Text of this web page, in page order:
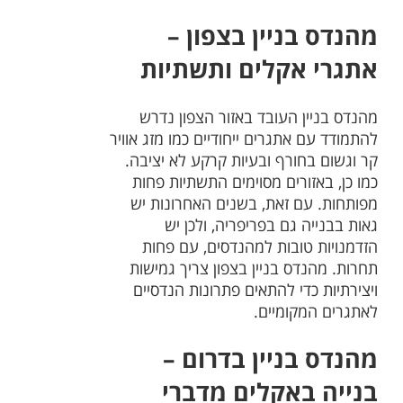
מהנדס בניין בצפון –
אתגרי אקלים ותשתיות
מהנדס בניין העובד באזור הצפון נדרש
להתמודד עם אתגרים ייחודיים כמו מזג אוויר
קר וגשום בחורף ובעיות קרקע לא יציבה.
כמו כן, באזורים מסוימים התשתיות פחות
מפותחות. עם זאת, בשנים האחרונות יש
גאות בבנייה גם בפריפריה, ולכן יש
הזדמנויות טובות למהנדסים, עם פחות
תחרות. מהנדס בניין בצפון צריך גמישות
ויצירתיות כדי להתאים פתרונות הנדסיים
לאתגרים המקומיים.
מהנדס בניין בדרום –
בנייה באקלים מדברי